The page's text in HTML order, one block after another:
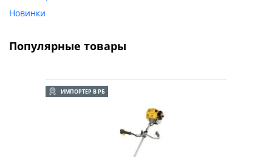
Новинки
Популярные товары
ИМПОРТЕР В РБ